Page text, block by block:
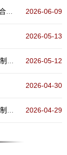
2026-06-09
2026-05-13
2026-05-12
2026-04-30
2026-04-29